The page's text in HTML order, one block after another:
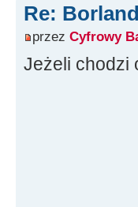
Re:
przez Cyfrowy
Jeżeli chodzi